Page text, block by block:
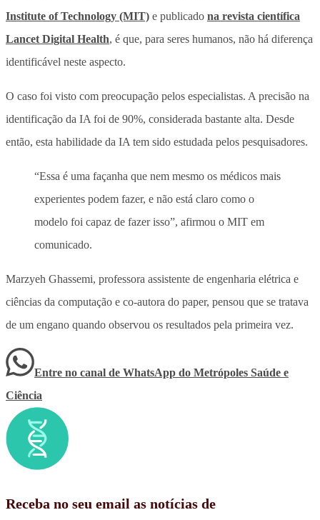
Institute of Technology (MIT) e publicado na revista científica
Lancet Digital Health, é que, para seres humanos, não há diferença
identificável neste aspecto.
O caso foi visto com preocupação pelos especialistas. A precisão na
identificação da IA foi de 90%, considerada bastante alta. Desde
então, esta habilidade da IA tem sido estudada pelos pesquisadores.
“Essa é uma façanha que nem mesmo os médicos mais
experientes podem fazer, e não está claro como o
modelo foi capaz de fazer isso”, afirmou o MIT em
comunicado.
Marzyeh Ghassemi, professora assistente de engenharia elétrica e
ciências da computação e co-autora do paper, pensou que se tratava
de um engano quando observou os resultados pela primeira vez.
Entre no canal de WhatsApp do Metrópoles Saúde e
Ciência
Receba no seu email as notícias de